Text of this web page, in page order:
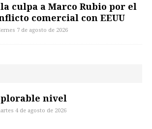
culpa a Marco Rubio por el
comercial con EEUU
7 de agosto de 2026
nivel
4 de agosto de 2026